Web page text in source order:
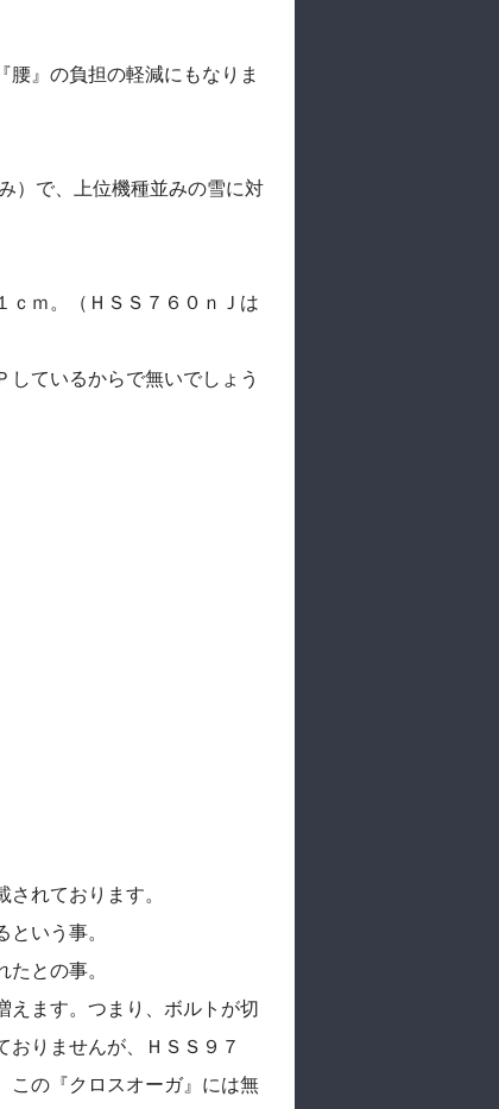
』の負担の軽減にもなりま
）で、上位機種並みの雪に対
ｃｍ。（ＨＳＳ７６０ｎＪは
ているからで無いでしょう
れております。
いう事。
との事。
えます。つまり、ボルトが切
おりませんが、ＨＳＳ９７
この『クロスオーガ』には無